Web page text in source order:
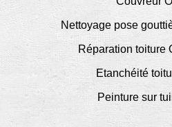
Nettoyage pose
Réparation toiture
Etanchéité
Peinture sur